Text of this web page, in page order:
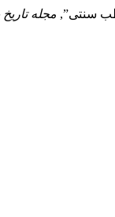
مجله